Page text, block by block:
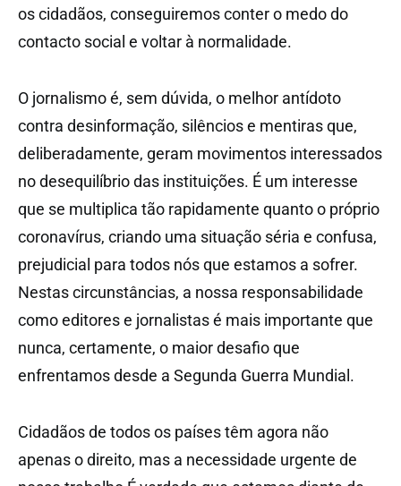
os cidadãos, conseguiremos conter o medo do
contacto social e voltar à normalidade.
O jornalismo é, sem dúvida, o melhor antídoto
contra desinformação, silêncios e mentiras que,
deliberadamente, geram movimentos interessados
no desequilíbrio das instituições. É um interesse
que se multiplica tão rapidamente quanto o próprio
coronavírus, criando uma situação séria e confusa,
prejudicial para todos nós que estamos a sofrer.
Nestas circunstâncias, a nossa responsabilidade
como editores e jornalistas é mais importante que
nunca, certamente, o maior desafio que
enfrentamos desde a Segunda Guerra Mundial.
Cidadãos de todos os países têm agora não
apenas o direito, mas a necessidade urgente de